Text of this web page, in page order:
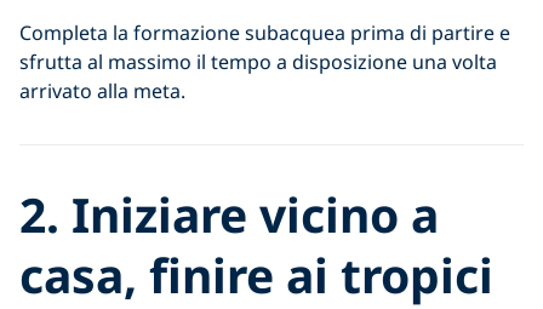
Completa la formazione subacquea prima di partire e
sfrutta al massimo il tempo a disposizione una volta
arrivato alla meta.
2. Iniziare vicino a
casa, finire ai tropici